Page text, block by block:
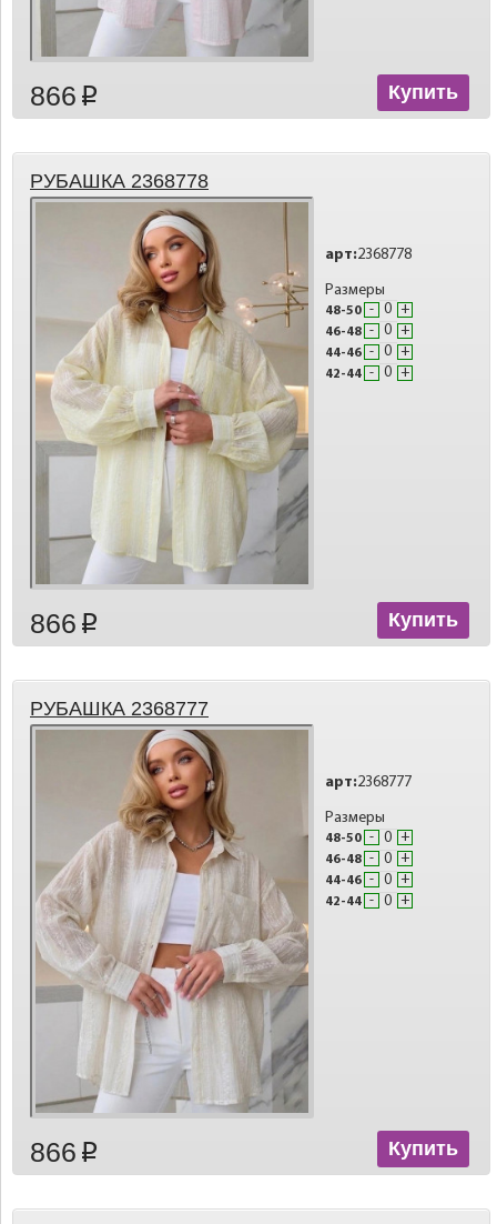
866 p Купить
РУБАШКА 2368778
арт:2368778
Размеры
48-50 - +
46-48 - +
44-46 - +
42-44 - +
866 p Купить
РУБАШКА 2368777
арт:2368777
Размеры
48-50 - +
46-48 - +
44-46 - +
42-44 - +
866 p Купить